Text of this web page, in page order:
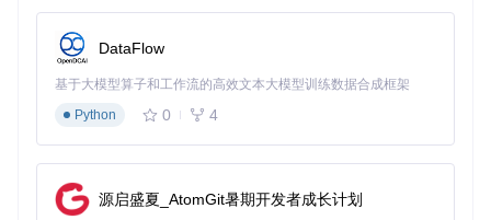
性，避免批量安装导致检测超时
2.2 小型团队的服务器集群管理
核心价值：实现多服务器统一监控与配置，降低运维成本
🛠️新手友好度：★★★☆☆（需了解基础网络知识）
DataFlow
基于大模型算子和工作流的高效文本大模型训练数据合成框架
Python
0 4
源启盛夏_AtomGit暑期开发者成长计划